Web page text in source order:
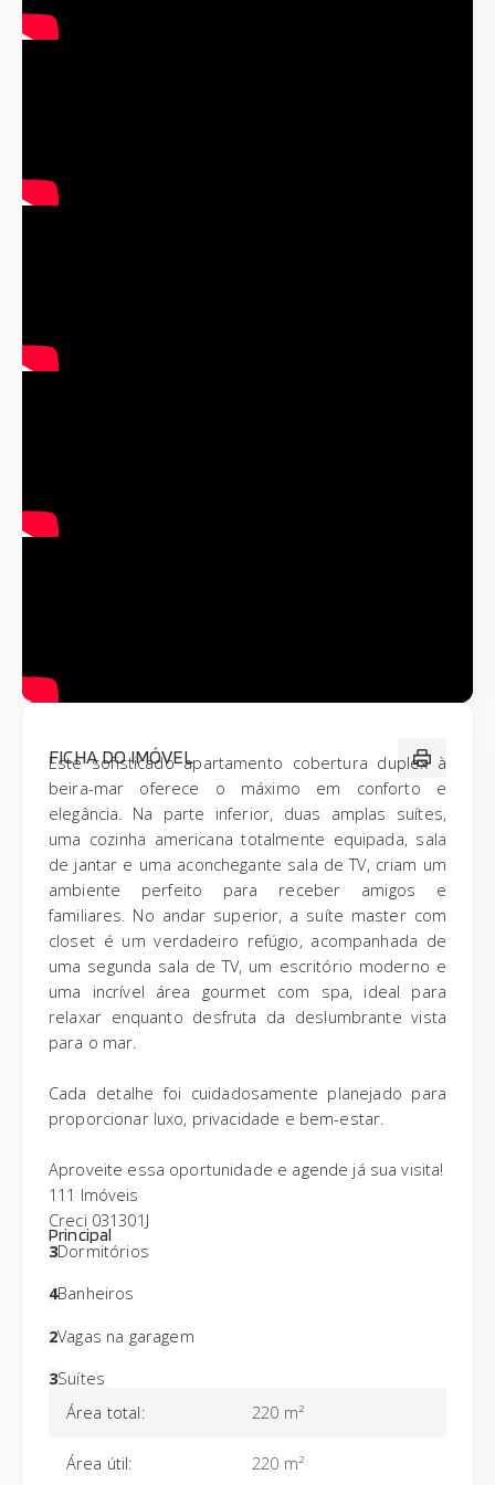
FICHA DO IMÓVEL
Este sofisticado apartamento cobertura duplex à
beira-mar oferece o máximo em conforto e
elegância. Na parte inferior, duas amplas suítes,
uma cozinha americana totalmente equipada, sala
de jantar e uma aconchegante sala de TV, criam um
ambiente perfeito para receber amigos e
familiares. No andar superior, a suíte master com
closet é um verdadeiro refúgio, acompanhada de
uma segunda sala de TV, um escritório moderno e
uma incrível área gourmet com spa, ideal para
relaxar enquanto desfruta da deslumbrante vista
para o mar.
Cada detalhe foi cuidadosamente planejado para
proporcionar luxo, privacidade e bem-estar.
Aproveite essa oportunidade e agende já sua visita!
111 Imóveis
Creci 031301J
Principal
3Dormitórios
4Banheiros
2Vagas na garagem
3Suítes
Área total: 220 m²
Área útil: 220 m²